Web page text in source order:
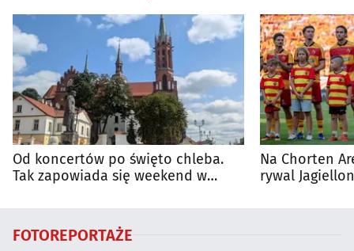
Od koncertów po święto chleba.
Tak zapowiada się weekend w
Na Chorten
rywal
FOTOREPORTAŻE